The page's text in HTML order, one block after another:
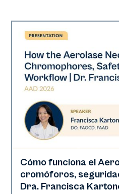
Neo Elite | Presentaciones
Cómo funciona el
cromóforos,
Dra. Francisca